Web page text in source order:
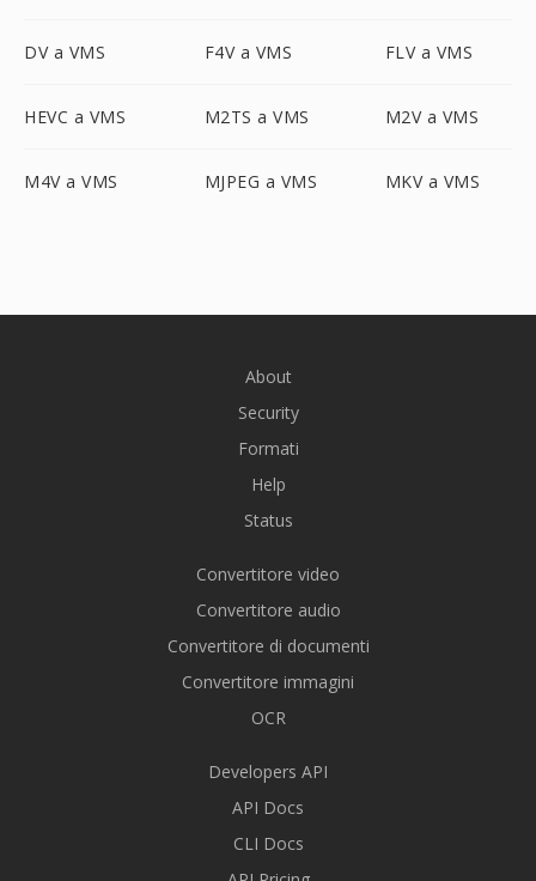
DV a VMS F4V a VMS FLV a VMS
HEVC a VMS M2TS a VMS M2V a VMS
M4V a VMS MJPEG a VMS MKV a VMS
About
Security
Formati
Help
Status
Convertitore video
Convertitore audio
Convertitore di documenti
Convertitore immagini
OCR
Developers API
API Docs
CLI Docs